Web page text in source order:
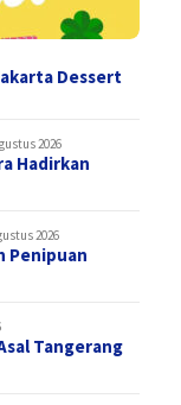
Dessert
2026
Hadirkan
2026
Penipuan
Tangerang